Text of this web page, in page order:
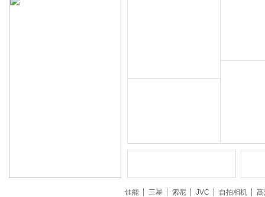
佳能 三星 索尼 JVC 自拍相机